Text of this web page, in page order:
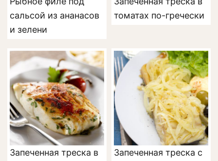
сальсой из ананасов
и зелени
томатах по-гречески
Запеченная треска в
Запеченная треска с